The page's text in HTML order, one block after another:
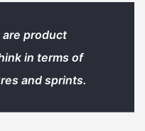
are product
in terms of
and sprints.